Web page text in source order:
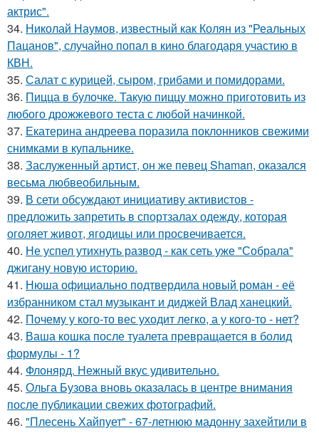
актрис".
34. Николай Наумов, известный как Колян из "Реальных
Пацанов", случайно попал в кино благодаря участию в
КВН.
35. Салат с курицей, сыром, грибами и помидорами.
36. Пицца в булочке. Такую пиццу можно приготовить из
любого дрожжевого теста с любой начинкой.
37. Екатерина андреева поразила поклонников свежими
снимками в купальнике.
38. Заслуженный артист, он же певец Shaman, оказался
весьма любвеобильным.
39. В сети обсуждают инициативу активистов -
предложить запретить в спортзалах одежду, которая
оголяет живот, ягодицы или просвечивается.
40. Не успел утихнуть развод - как сеть уже "Собрала"
джигану новую историю.
41. Нюша официально подтвердила новый роман - её
избранником стал музыкант и диджей Влад ханецкий.
42. Почему у кого-то вес уходит легко, а у кого-то - нет?
43. Ваша кошка после туалета превращается в болид
формулы - 1?
44. Флонярд. Нежный вкус удивительно.
45. Ольга Бузова вновь оказалась в центре внимания
после публикации свежих фотографий.
46. "Плесень Хайпует" - 67-летнюю мадонну захейтили в